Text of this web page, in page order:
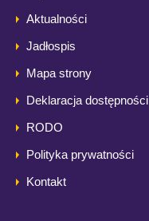
Aktualności
Jadłospis
Mapa strony
Deklaracja dostępności
RODO
Polityka prywatności
Kontakt